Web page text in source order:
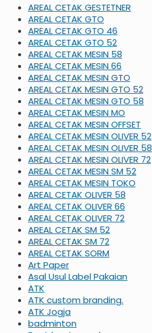
AREAL CETAK GESTETNER
AREAL CETAK GTO
AREAL CETAK GTO 46
AREAL CETAK GTO 52
AREAL CETAK MESIN 58
AREAL CETAK MESIN 66
AREAL CETAK MESIN GTO
AREAL CETAK MESIN GTO 52
AREAL CETAK MESIN GTO 58
AREAL CETAK MESIN MO
AREAL CETAK MESIN OFFSET
AREAL CETAK MESIN OLIVER 52
AREAL CETAK MESIN OLIVER 58
AREAL CETAK MESIN OLIVER 72
AREAL CETAK MESIN SM 52
AREAL CETAK MESIN TOKO
AREAL CETAK OLIVER 58
AREAL CETAK OLIVER 66
AREAL CETAK OLIVER 72
AREAL CETAK SM 52
AREAL CETAK SM 72
AREAL CETAK SORM
Art Paper
Asal Usul Label Pakaian
ATK
ATK custom branding.
ATK Jogja
badminton